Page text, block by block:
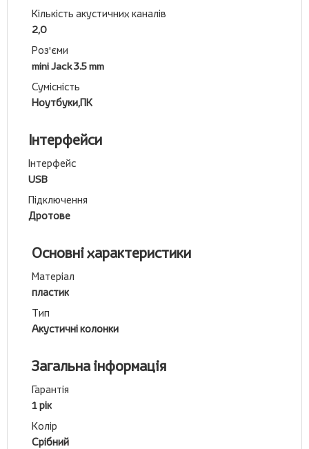
Кількість акустичних каналів
2,0
Роз'єми
mini Jack 3.5 mm
Сумісність
Ноутбуки,ПК
Інтерфейси
Інтерфейс
USB
Підключення
Дротове
Основні характеристики
Матеріал
пластик
Тип
Акустичні колонки
Загальна інформація
Гарантія
1 рік
Колір
Срібний